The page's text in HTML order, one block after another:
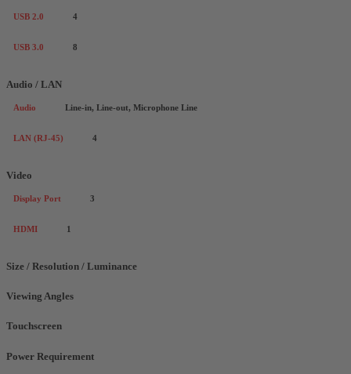
USB 2.0 4
USB 3.0 8
Audio / LAN
Audio Line-in, Line-out, Microphone Line
LAN (RJ-45) 4
Video
Display Port 3
HDMI 1
Size / Resolution / Luminance
Viewing Angles
Touchscreen
Power Requirement